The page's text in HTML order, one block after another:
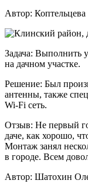
Автор:
Задача: Выполнить
на дачном участке.
Решение: Был
антенны, также
Wi-Fi сеть.
Отзыв: Не первый
даче, как хорошо,
Монтаж занял
в городе. Всем
Автор: Шатохин